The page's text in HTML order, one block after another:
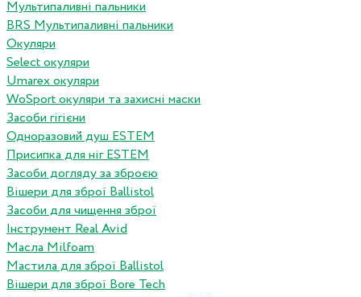
Мультипаливні пальники
BRS Мультипаливні пальники
Окуляри
Select окуляри
Umarex окуляри
WoSport окуляри та захисні маски
Засоби гігієни
Одноразовий душ ESTEM
Присипка для ніг ESTEM
Засоби догляду за зброєю
Вішери для зброї Ballistol
Засоби для чищення зброї
Інструмент Real Avid
Масла Milfoam
Мастила для зброї Ballistol
Вішери для зброї Bore Tech